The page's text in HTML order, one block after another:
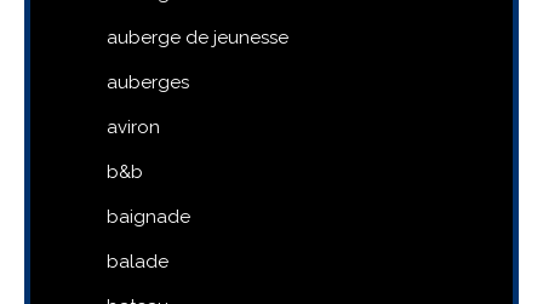
auberge de jeunesse
auberges
aviron
b&b
baignade
balade